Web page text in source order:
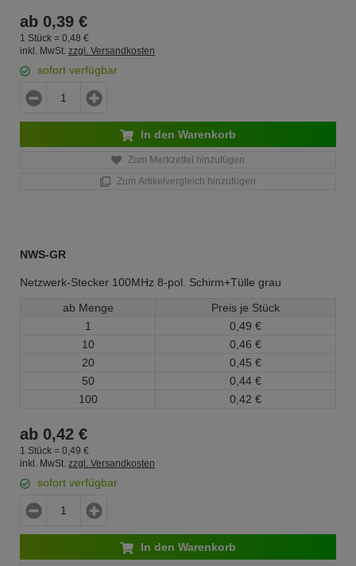
ab 0,39 €
1 Stück = 0, 48 €
inkl. MwSt. zzgl. Versandkosten
sofort verfügbar
In den Warenkorb
Zum Merkzettel hinzufügen
Zum Artikelvergleich hinzufügen
NWS-GR
Netzwerk-Stecker 100MHz 8-pol. Schirm+Tülle grau
ab Menge
Preis je Stück
1
0, 49 €
10
0, 46 €
20
0, 45 €
50
0, 44 €
100
0, 42 €
ab 0,42 €
1 Stück = 0, 49 €
inkl. MwSt. zzgl. Versandkosten
sofort verfügbar
In den Warenkorb